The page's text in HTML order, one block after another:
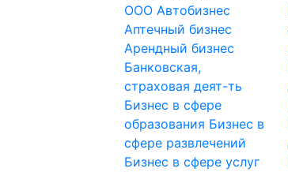
OOO Автобизнес
Аптечный бизнес
Арендный бизнес
Банковская,
страховая деят-ть
Бизнес в сфере
образования Бизнес в
сфере развлечений
Бизнес в сфере услуг